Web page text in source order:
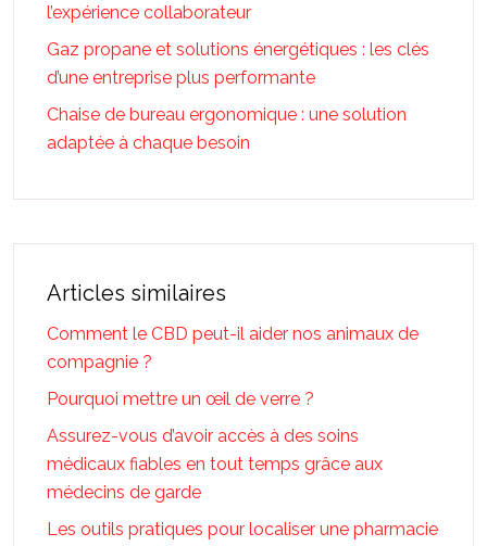
l’expérience collaborateur
Gaz propane et solutions énergétiques : les clés
d’une entreprise plus performante
Chaise de bureau ergonomique : une solution
adaptée à chaque besoin
Articles similaires
Comment le CBD peut-il aider nos animaux de
compagnie ?
Pourquoi mettre un œil de verre ?
Assurez-vous d’avoir accès à des soins
médicaux fiables en tout temps grâce aux
médecins de garde
Les outils pratiques pour localiser une pharmacie